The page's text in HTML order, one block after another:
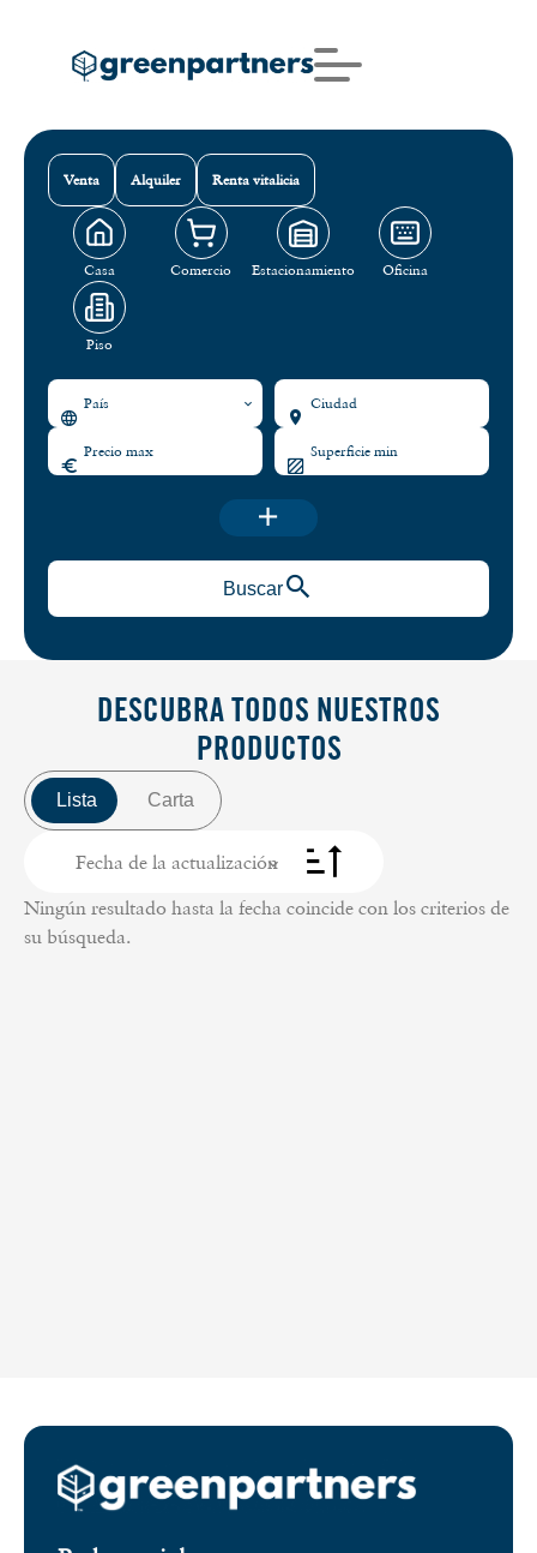
Venta Alquiler Renta vitalicia
Casa Comercio Estacionamiento Oficina
Piso
País Ciudad
Buscar
DESCUBRA TODOS NUESTROS
PRODUCTOS
Lista Carta
Fecha de la actualización
Ningún resultado hasta la fecha coincide con los criterios de
su búsqueda.